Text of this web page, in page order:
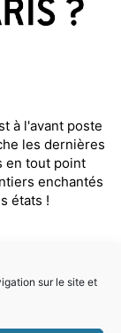
à l'avant poste
les dernières
en tout point
enchantés
états !
sur le site et